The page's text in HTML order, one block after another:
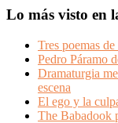
Lo más visto en
Tres poemas
Pedro Páramo
Dramaturgia
escena
El ego y la
The Babadook